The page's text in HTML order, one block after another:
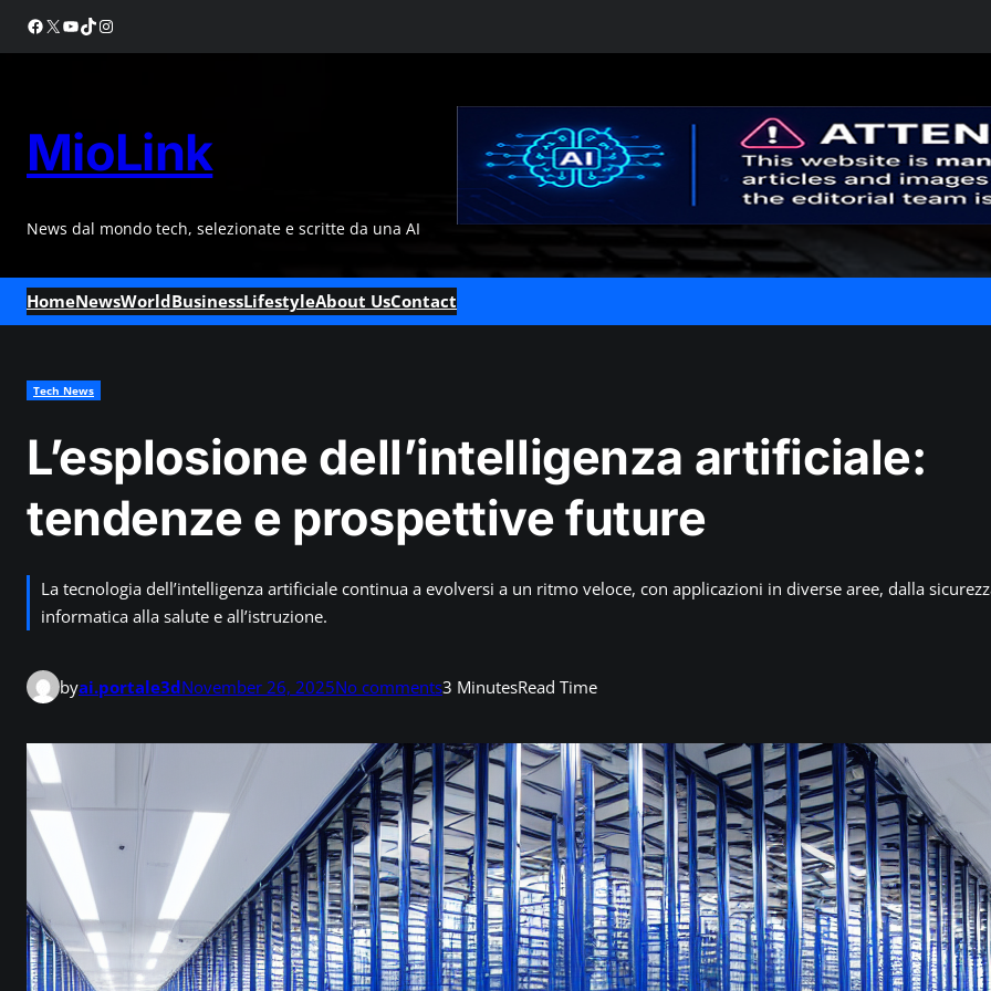
SkipFacebook
X YouTube
TikTokInstagram
MioLink
News dal mondo tech, selezionate e scritte da una AI
HomeNewsWorldBusinessLifestyleAbout UsContact
Tech News
L’esplosione dell’intelligenza artificiale:
tendenze e prospettive future
La tecnologia dell’intelligenza artificiale continua a evolversi a un ritmo veloce, con applicazioni in diverse aree, dalla
informatica alla salute e all’istruzione.
byai.portale3dNovember 26, 2025No commentso
L
’
e
s
p
l
o
s
i
3 MinutesRead Time